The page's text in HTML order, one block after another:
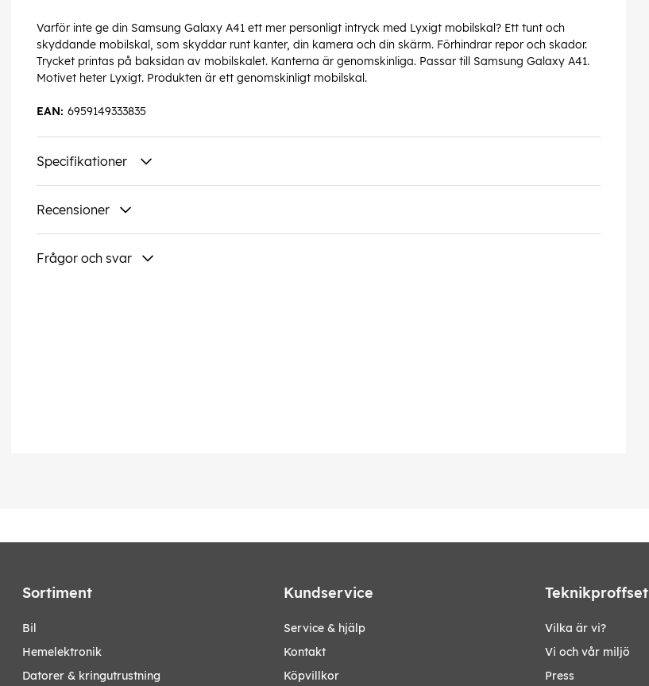
Varför inte ge din Samsung Galaxy A41 ett mer personligt intryck med Lyxigt mobilskal? Ett tunt och
skyddande mobilskal, som skyddar runt kanter, din kamera och din skärm. Förhindrar repor och skador.
Trycket printas på baksidan av mobilskalet. Kanterna är genomskinliga. Passar till Samsung Galaxy A41.
Motivet heter Lyxigt. Produkten är ett genomskinligt mobilskal.
6959149333835
EAN:
Specifikationer
Recensioner
Frågor och svar
Sortiment
bil
hemelektronik
datorer & kringutrustning
Kundservice
Service & hjälp
Kontakt
Köpvillkor
Teknikproffset
Vilka är vi?
Vi och vår miljö
Press